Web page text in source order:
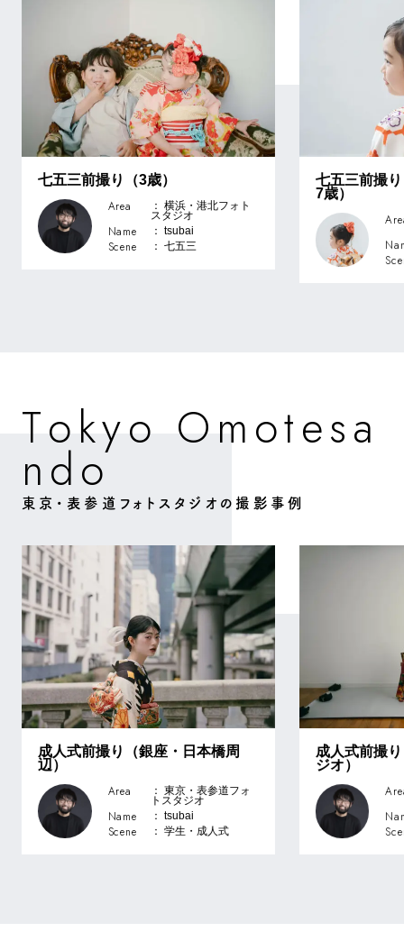
七五三前撮り（3歳）
Area ： 横浜・港北フォト
スタジオ
Name ： tsubai
Scene ： 七五三
七五三前撮
7歳）
Tokyo Omotesa
ndo
東京・表参道フォトスタジオの撮影事例
成人式前撮り（銀座・日本橋周
辺）
Area ： 東京・表参道フォ
トスタジオ
Name ： tsubai
Scene ： 学生・成⼈式
成人式前撮
ジオ）